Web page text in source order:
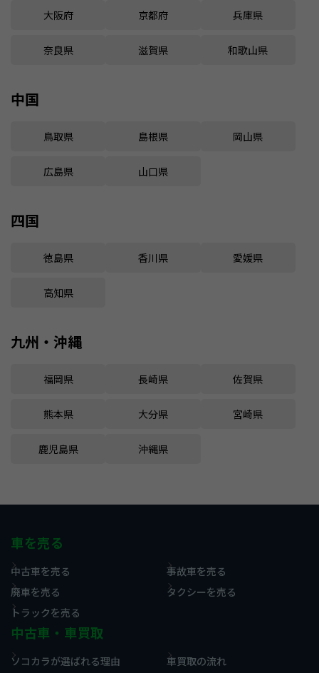
大阪府 京都府 兵庫県
奈良県 滋賀県 和歌山県
中国
鳥取県 島根県 岡山県
広島県 山口県
四国
徳島県 香川県 愛媛県
高知県
九州・沖縄
福岡県 長崎県 佐賀県
熊本県 大分県 宮崎県
鹿児島県 沖縄県
車を売る
中古車を売る
事故車を売る
廃車を売る
タクシーを売る
トラックを売る
中古車・車買取
ソコカラが選ばれる理由
車買取の流れ